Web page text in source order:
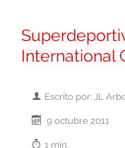
International
Escrito por: JL
9 octubre 2011
1 min.